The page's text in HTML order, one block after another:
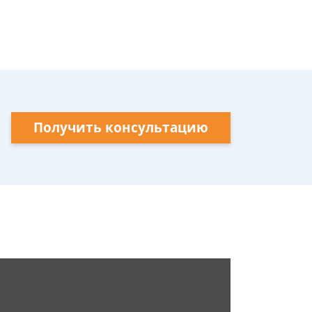
Получить консультацию